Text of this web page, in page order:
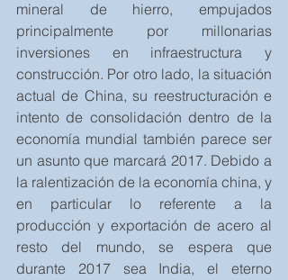
mineral de hierro, empujados
principalmente por millonarias
inversiones en infraestructura y
construcción. Por otro lado, la situación
actual de China, su reestructuración e
intento de consolidación dentro de la
economía mundial también parece ser
un asunto que marcará 2017. Debido a
la ralentización de la economía china, y
en particular lo referente a la
producción y exportación de acero al
resto del mundo, se espera que
durante 2017 sea India, el eterno